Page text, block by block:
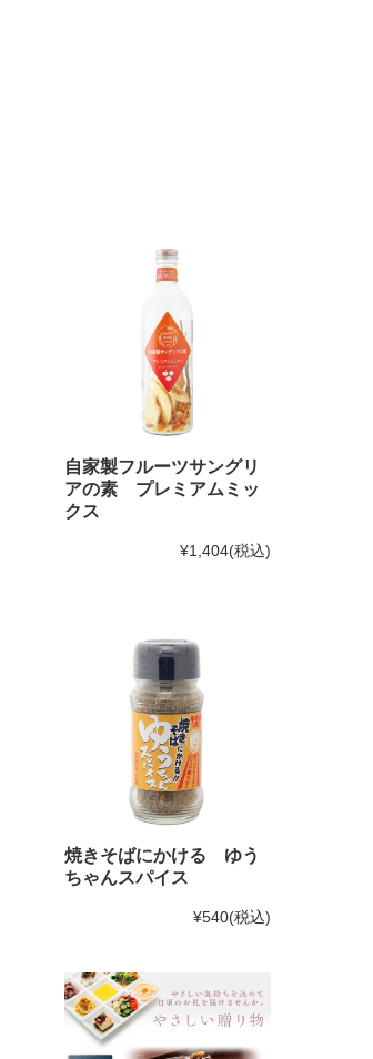
自家製フルーツサングリ
アの素 プレミアムミッ
クス
¥1,404(税込)
焼きそばにかける ゆう
ちゃんスパイス
¥540(税込)